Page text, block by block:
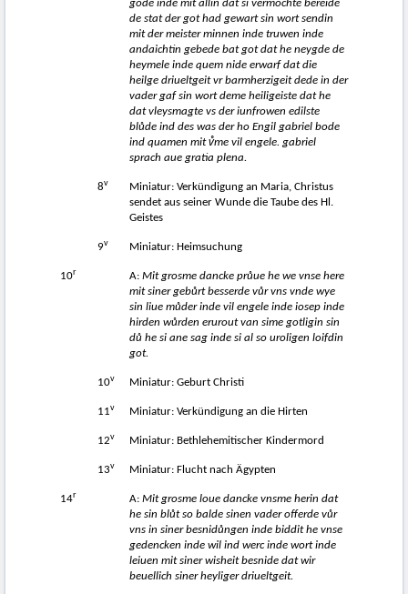
gode inde mit allin dat si vermochte bereide
de stat der got had gewart sin wort sendin
mit der meister minnen inde truwen inde
andaichtin gebede bat got dat he neygde de
heymele inde quem nide erwarf dat die
heilge driueltgeit vr barmherzigeit dede in der
vader gaf sin wort deme heiligeiste dat he
dat vleysmagte vs der iunfrowen edilste
blůde ind des was der ho Engil gabriel bode
ind quamen mit v̊me vil engele. gabriel
sprach aue gratia plena.
8v
Miniatur: Verkündigung an Maria, Christus
sendet aus seiner Wunde die Taube des Hl.
Geistes
9v Miniatur: Heimsuchung
10r A: Mit grosme dancke průue he we vnse here
mit siner gebůrt besserde vůr vns vnde wye
sin liue můder inde vil engele inde iosep inde
hirden wůrden erurout van sime gotligin sin
dů he si ane sag inde si al so uroligen loifdin
got.
10v Miniatur: Geburt Christi
11v Miniatur: Verkündigung an die Hirten
12v Miniatur: Bethlehemitischer Kindermord
13v Miniatur: Flucht nach Ägypten
14r A: Mit grosme loue dancke vnsme herin dat
he sin blůt so balde sinen vader offerde vůr
vns in siner besnidůngen inde biddit he vnse
gedencken inde wil ind werc inde wort inde
leiuen mit siner wisheit besnide dat wir
beuellich siner heyliger driueltgeit.